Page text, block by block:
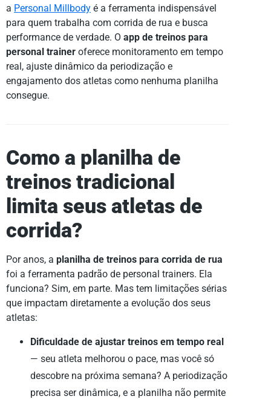
a Personal Millbody é a ferramenta indispensável
para quem trabalha com corrida de rua e busca
performance de verdade. O app de treinos para
personal trainer oferece monitoramento em tempo
real, ajuste dinâmico da periodização e
engajamento dos atletas como nenhuma planilha
consegue.
Como a planilha de
treinos tradicional
limita seus atletas de
corrida?
Por anos, a planilha de treinos para corrida de rua
foi a ferramenta padrão de personal trainers. Ela
funciona? Sim, em parte. Mas tem limitações sérias
que impactam diretamente a evolução dos seus
atletas:
Dificuldade de ajustar treinos em tempo real
— seu atleta melhorou o pace, mas você só
descobre na próxima semana? A periodização
precisa ser dinâmica, e a planilha não permite